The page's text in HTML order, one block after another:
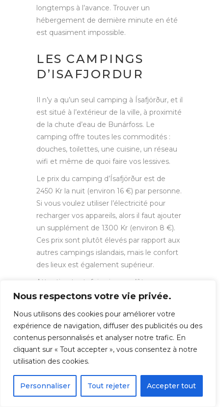
Nous respectons votre vie privée.
Nous utilisons des cookies pour améliorer votre
expérience de navigation, diffuser des publicités ou des
contenus personnalisés et analyser notre trafic. En
cliquant sur « Tout accepter », vous consentez à notre
utilisation des cookies.
Personnaliser Tout rejeter Accepter tout
longtemps à l’avance. Trouver un
hébergement de dernière minute en été
est quasiment impossible.
LES CAMPINGS
D’ISAFJORDUR
Il n’y a qu’un seul camping à Ísafjörður, et il
est situé à l’extérieur de la ville, à proximité
de la chute d’eau de Bunárfoss. Le
camping offre toutes les commodités :
douches, toilettes, une cuisine, un réseau
wifi et même de quoi faire vos lessives.
Le prix du camping d’Ísafjörður est de
2450 Kr la nuit (environ 16 €) par personne.
Si vous voulez utiliser l’électricité pour
recharger vos appareils, alors il faut ajouter
un supplément de 1300 Kr (environ 8 €).
Ces prix sont plutôt élevés par rapport aux
autres campings islandais, mais le confort
des lieux est également supérieur.
Attention toutefois, si vous n’êtes pas
véhiculés, il faut compter 4 km pour
d’Ísafjörður.